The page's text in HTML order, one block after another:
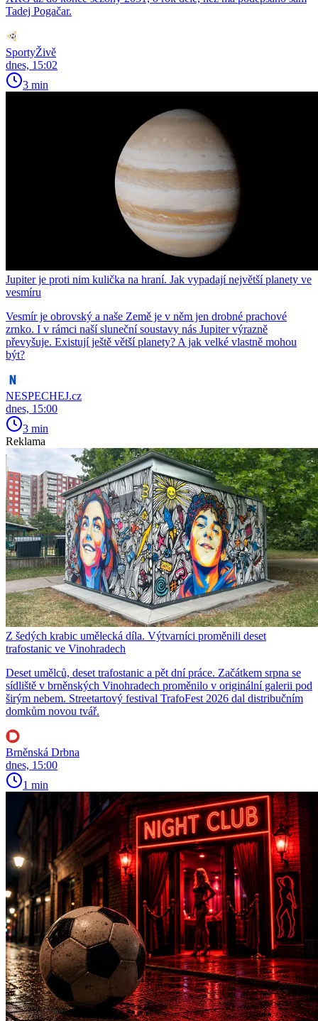
Tadej Pogačar.
SportyŽivě
dnes, 15:02
3 min
Jupiter je proti nim kulička na hraní. Jak vypadají největší planety ve
vesmíru
Vesmír je obrovský a naše Země je v něm jen drobné prachové
zrnko. I v rámci naší sluneční soustavy nás Jupiter výrazně
převyšuje. Existují ještě větší planety? A jak velké vlastně mohou
být?
NESPECHEJ.cz
dnes, 15:00
3 min
Reklama
Z šedých krabic umělecká díla. Výtvarníci proměnili deset
trafostanic ve Vinohradech
Deset umělců, deset trafostanic a pět dní práce. Začátkem srpna se
sídliště v brněnských Vinohradech proměnilo v originální galerii pod
širým nebem. Streetartový festival TrafoFest 2026 dal distribučním
domkům novou tvář.
Brněnská Drbna
dnes, 15:00
1 min